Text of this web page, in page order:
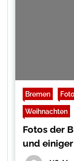
Bremen
Weihnachten
Fotos der
und